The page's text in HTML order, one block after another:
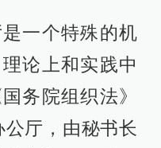
一个特殊的机
论上和实践中
务院组织法》
厅，由秘书长